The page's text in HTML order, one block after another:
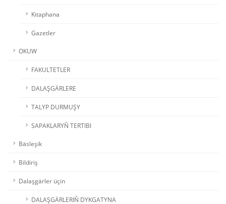
Kitaphana
Gazetler
OKUW
FAKULTETLER
DALAŞGÄRLERE
TALYP DURMUŞY
SAPAKLARYŇ TERTIBI
Bäsleşik
Bildiriş
Dalaşgärler üçin
DALAŞGÄRLERIŇ DYKGATYNA